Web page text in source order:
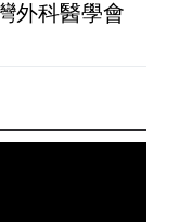
外科醫學會